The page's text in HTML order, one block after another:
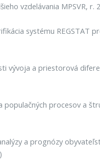
vzdelávania MPSVR, r.
systému REGSTAT
vývoja a priestorová
procesov a
a prognózy